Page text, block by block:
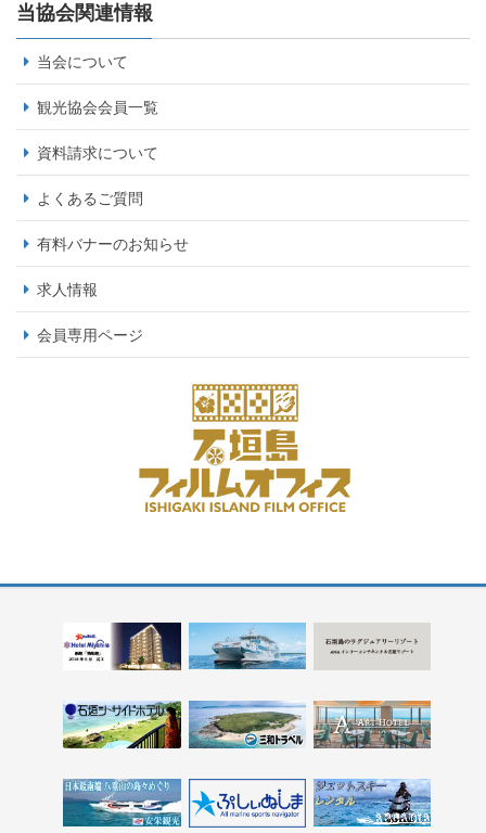
当協会関連情報
当会について
観光協会会員一覧
資料請求について
よくあるご質問
有料バナーのお知らせ
求人情報
会員専用ページ